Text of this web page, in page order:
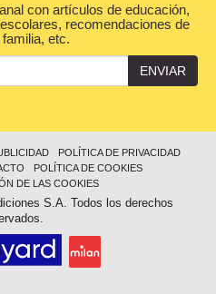
con artículos de educación,
recomendaciones de
etc.
ENVIAR
POLÍTICA DE PRIVACIDAD
POLÍTICA DE COOKIES
DE LAS COOKIES
S.A. Todos los derechos